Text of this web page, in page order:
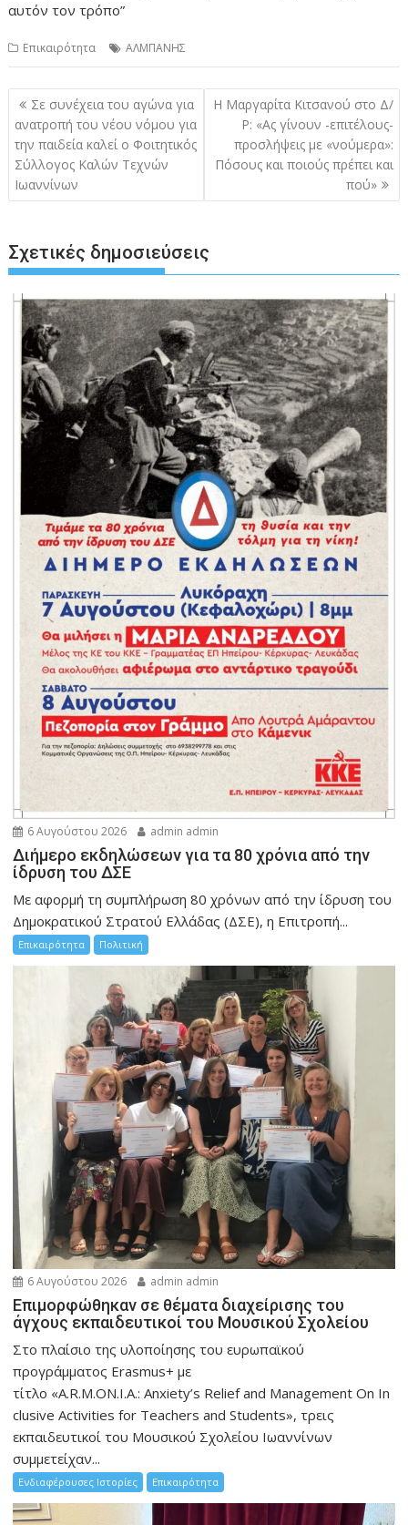
αυτόν τον τρόπο”
Επικαιρότητα ΑΛΜΠΑΝΗΣ
Πλοήγηση
άρθρων
Σε συνέχεια του αγώνα για
ανατροπή του νέου νόμου για
την παιδεία καλεί ο Φοιτητικός
Σύλλογος Καλών Τεχνών
Ιωαννίνων
Η Μαργαρίτα Κιτσανού στο Δ/
Ρ: «Ας γίνουν -επιτέλους-
προσλήψεις με «νούμερα»:
Πόσους και ποιούς πρέπει και
πού»
Σχετικές δημοσιεύσεις
6 Αυγούστου 2026 admin admin
Διήμερο εκδηλώσεων για τα 80 χρόνια από την
ίδρυση του ΔΣΕ
Με αφορμή τη συμπλήρωση 80 χρόνων από την ίδρυση του
Δημοκρατικού Στρατού Ελλάδας (ΔΣΕ), η Επιτροπή...
Επικαιρότητα Πολιτική
6 Αυγούστου 2026 admin admin
Eπιμορφώθηκαν σε θέματα διαχείρισης του
άγχους εκπαιδευτικοί του Μουσικού Σχολείου
Στο πλαίσιο της υλοποίησης του ευρωπαϊκού
προγράμματος Erasmus+ με
τίτλο «A.R.M.ON.I.A.: Anxiety’s Relief and Management On In
clusive Activities for Teachers and Students», τρεις
εκπαιδευτικοί του Μουσικού Σχολείου Ιωαννίνων
συμμετείχαν...
Ενδιαφέρουσες Ιστορίες Επικαιρότητα